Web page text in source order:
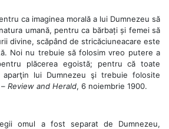
ca imaginea morală a lui Dumnezeu să
umană, pentru ca bărbați și femei să
divine, scăpând de stricăciuneacare este
Noi nu trebuie să folosim vreo putere a
plăcerea egoistă; pentru că toate
aparţin lui Dumnezeu şi trebuie folosite
Review and Herald, 6 noiembrie 1900.
omul a fost separat de Dumnezeu,